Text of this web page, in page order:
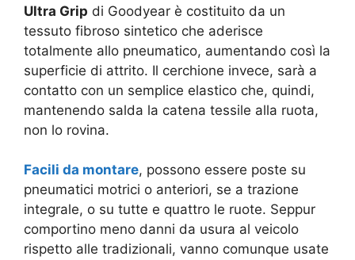
Ultra Grip di Goodyear è costituito da un
tessuto fibroso sintetico che aderisce
totalmente allo pneumatico, aumentando così la
superficie di attrito. Il cerchione invece, sarà a
contatto con un semplice elastico che, quindi,
mantenendo salda la catena tessile alla ruota,
non lo rovina.
Facili da montare, possono essere poste su
pneumatici motrici o anteriori, se a trazione
integrale, o su tutte e quattro le ruote. Seppur
comportino meno danni da usura al veicolo
rispetto alle tradizionali, vanno comunque usate